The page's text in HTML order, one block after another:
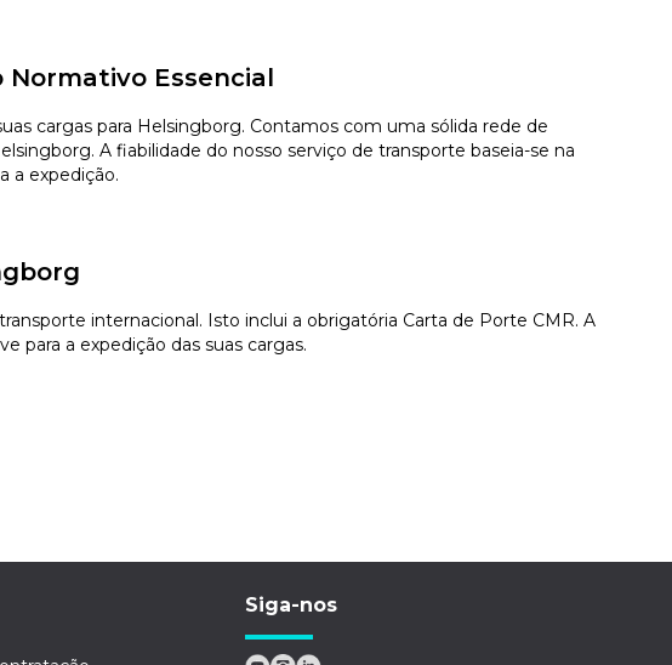
Normativo Essencial
cargas para Helsingborg. Contamos com uma sólida rede de
A fiabilidade do nosso serviço de transporte baseia-se na
a expedição.
internacional. Isto inclui a obrigatória Carta de Porte CMR. A
para a expedição das suas cargas.
Siga-nos